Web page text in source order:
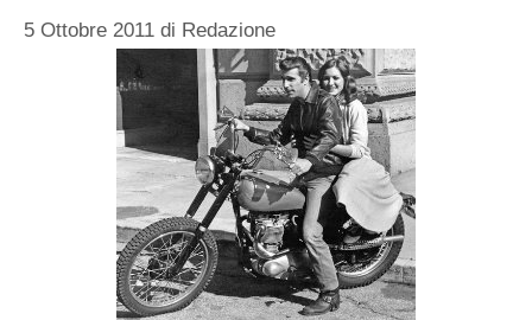
5 Ottobre 2011 di Redazione